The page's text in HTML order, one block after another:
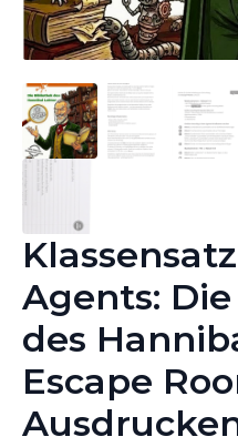
Agents:
des
Escape